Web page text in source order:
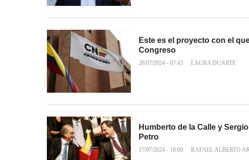
Este es el proyecto con el
Congreso
26/07/2024 - 07:43 LAURA DUARTE
Humberto de la Calle y
Petro
17/07/2024 - 10:00 RAFAEL ALBERTO